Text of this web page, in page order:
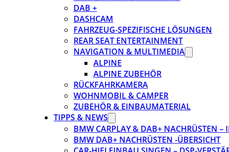
DAB +
DASHCAM
FAHRZEUG-SPEZIFISCHE LÖSUNGEN
REAR SEAT ENTERTAINMENT
NAVIGATION & MULTIMEDIA
ALPINE
ALPINE ZUBEHÖR
RÜCKFAHRKAMERA
WOHNMOBIL & CAMPER
ZUBEHÖR & EINBAUMATERIAL
TIPPS & NEWS
BMW CARPLAY & DAB+ NACHRÜSTEN –
BMW DAB+ NACHRÜSTEN -ÜBERSICHT